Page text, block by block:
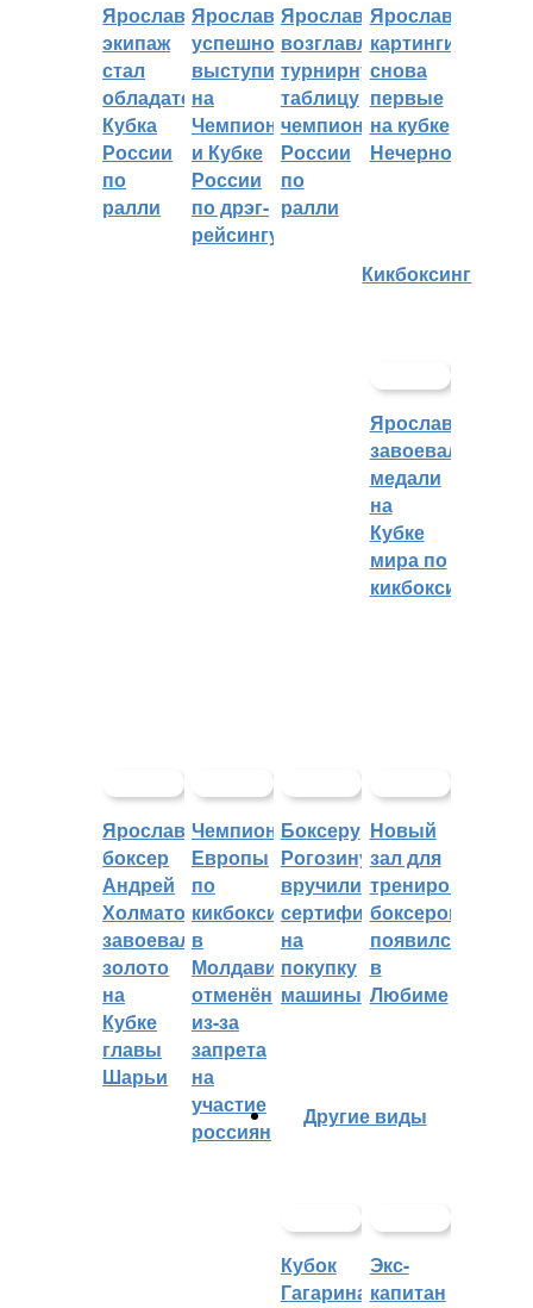
Ярославский
экипаж
стал
обладателем
Кубка
России
по
ралли
Ярославцы
успешно
выступили
на
Чемпионате
и Кубке
России
по дрэг-
рейсингу
Ярославцы
возглавляют
турнирную
таблицу
чемпионата
России
по
ралли
Ярославские
картингисты
снова
первые
на кубке
Нечерноземья
Кикбоксинг
Ярославцы
завоевали
медали
на
Кубке
мира по
кикбоксингу
Ярославский
боксер
Андрей
Холматов
завоевал
золото
на
Кубке
главы
Шарьи
Чемпионат
Европы
по
кикбоксингу
в
Молдавии
отменён
из-за
запрета
на
участие
россиян
Боксеру
Рогозину
вручили
сертификат
на
покупку
машины
Новый
зал для
тренировок
боксеров
появился
в
Любиме
Другие виды
Кубок
Гагарина
Экс-
капитан